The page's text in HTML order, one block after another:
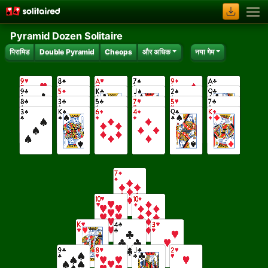
Pyramid Dozen Solitaire
पिरामिड Double Pyramid Cheops और अधिक नया गेम